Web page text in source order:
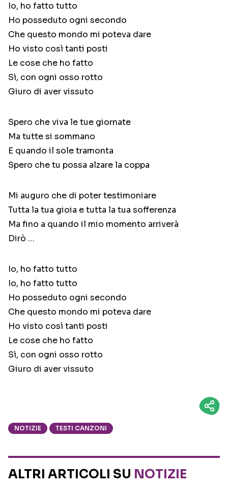
Io, ho fatto tutto
Ho posseduto ogni secondo
Che questo mondo mi poteva dare
Ho visto così tanti posti
Le cose che ho fatto
Sì, con ogni osso rotto
Giuro di aver vissuto
Spero che viva le tue giornate
Ma tutte si sommano
E quando il sole tramonta
Spero che tu possa alzare la coppa
Mi auguro che di poter testimoniare
Tutta la tua gioia e tutta la tua sofferenza
Ma fino a quando il mio momento arriverà
Dirò …
Io, ho fatto tutto
Io, ho fatto tutto
Ho posseduto ogni secondo
Che questo mondo mi poteva dare
Ho visto così tanti posti
Le cose che ho fatto
Sì, con ogni osso rotto
Giuro di aver vissuto
NOTIZIE TESTI CANZONI
ALTRI ARTICOLI SU NOTIZIE